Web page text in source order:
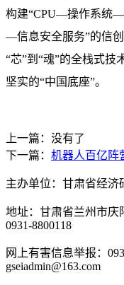
构建“CPU—操作系统
—信息安全服务”的信
“芯”到“魂”的全栈式
坚实的“中国底座”。
上一篇：没有了
下一篇： 机器人百亿阵
主办单位：甘肃省经济
地址：甘肃省兰州市庆
0931-8800118
网上有害信息举报：
gseiadmin@163.com